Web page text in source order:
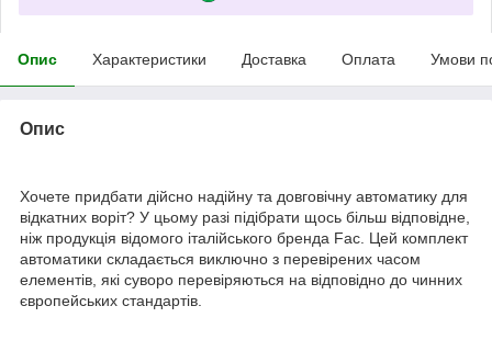
Опис Характеристики Доставка Оплата Умови
Опис
Хочете придбати дійсно надійну та довговічну автоматику для
відкатних воріт? У цьому разі підібрати щось більш відповідне,
ніж продукція відомого італійського бренда Fac. Цей комплект
автоматики складається виключно з перевірених часом
елементів, які суворо перевіряються на відповідно до чинних
європейських стандартів.